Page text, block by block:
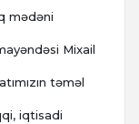
mədəni
Mixail
təməl
iqtisadi